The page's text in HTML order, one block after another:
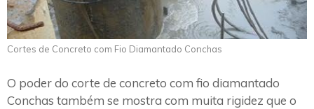
Cortes de Concreto com Fio Diamantado Conchas
O poder do corte de concreto com fio diamantado
Conchas também se mostra com muita rigidez que o